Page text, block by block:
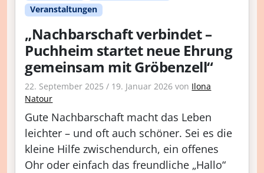
Veranstaltungen
„Nachbarschaft verbindet –
Puchheim startet neue Ehrung
gemeinsam mit Gröbenzell“
22. September 2025 / 19. Januar 2026 von Ilona
Natour
Gute Nachbarschaft macht das Leben
leichter – und oft auch schöner. Sei es die
kleine Hilfe zwischendurch, ein offenes
Ohr oder einfach das freundliche „Hallo“